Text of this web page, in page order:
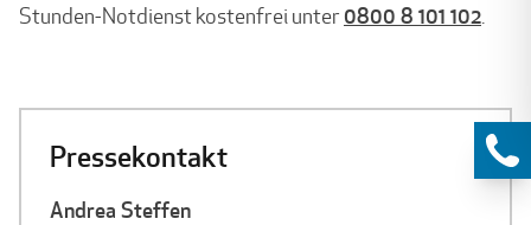
Stunden-Notdienst kostenfrei unter 0800 8 101 102.
Pressekontakt
Andrea Steffen